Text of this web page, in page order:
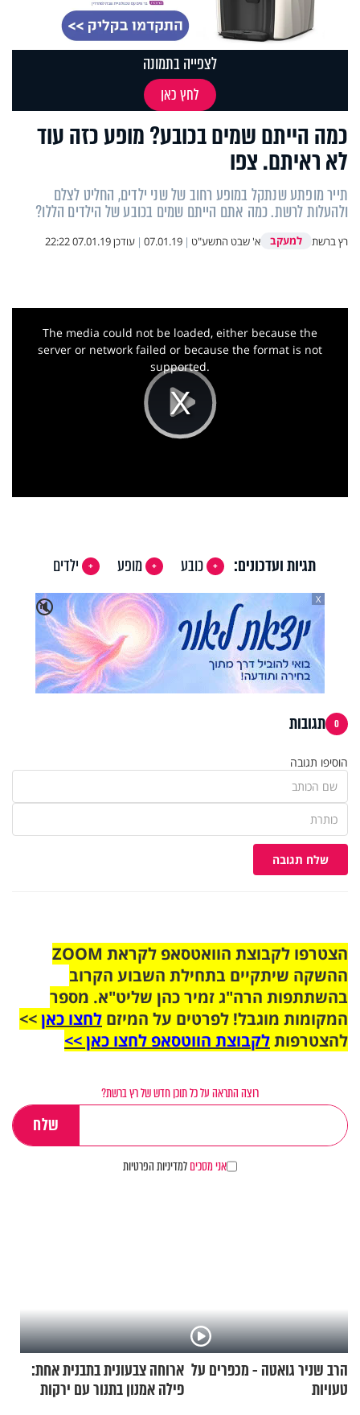
כמה הייתם שמים בכובע? מופע כזה עוד
לא ראיתם. צפו
תייר מופתע שנתקל במופע רחוב של שני ילדים, החליט לצלם
ולהעלות לרשת. כמה אתם הייתם שמים בכובע של הילדים הללו?
רץ ברשת למעקב א' שבט התשע"ט |
07.01.19
| עודכן07.01.19 22:22
לצפייה בתמונה
לחץ כאן
Play
The media could not be loaded, either because the
server or network failed or because the format is not
supported.
תגיות ועדכונים: כובע מופע
ילדים
🔇
X
0 תגובות
הוסיפו תגובה
שלח תגובה
הצטרפו לקבוצת הוואטסאפ לקראת ZOOM
ההשקה שיתקיים בתחילת השבוע הקרוב
בהשתתפות הרה"ג זמיר כהן שליט"א. מספר
המקומות מוגבל! לפרטים על המיזם לחצו כאן>>
להצטרפותלקבוצת הווטסאפ לחצו כאן >>
רוצה התראה על כל תוכן חדש של רץ ברשת?
אני מסכיםלמדיניות הפרטיות
הרב שניר גואטה - מכפרים על
טעויות
ארוחה צבעונית בתבנית אחת:
פילה אמנון בתנור עם ירקות